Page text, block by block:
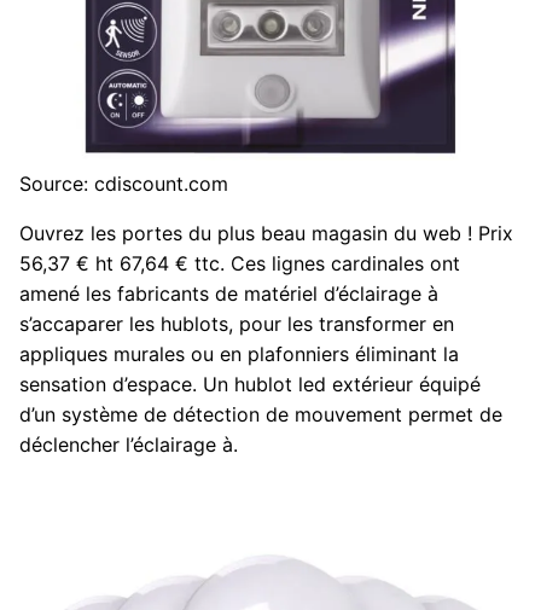
Source: cdiscount.com
Ouvrez les portes du plus beau magasin du web ! Prix
56,37 € ht 67,64 € ttc. Ces lignes cardinales ont
amené les fabricants de matériel d’éclairage à
s’accaparer les hublots, pour les transformer en
appliques murales ou en plafonniers éliminant la
sensation d’espace. Un hublot led extérieur équipé
d’un système de détection de mouvement permet de
déclencher l’éclairage à.